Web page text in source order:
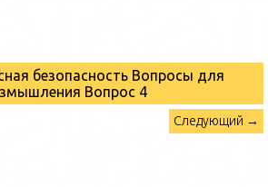
безопасность Вопросы для
Вопрос 4
Следующий →